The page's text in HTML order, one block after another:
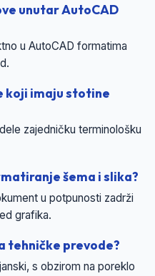
unutar AutoCAD
u AutoCAD formatima
koji imaju stotine
zajedničku terminološku
šema i slika?
u potpunosti zadrži
grafika.
tehničke prevode?
s obzirom na poreklo